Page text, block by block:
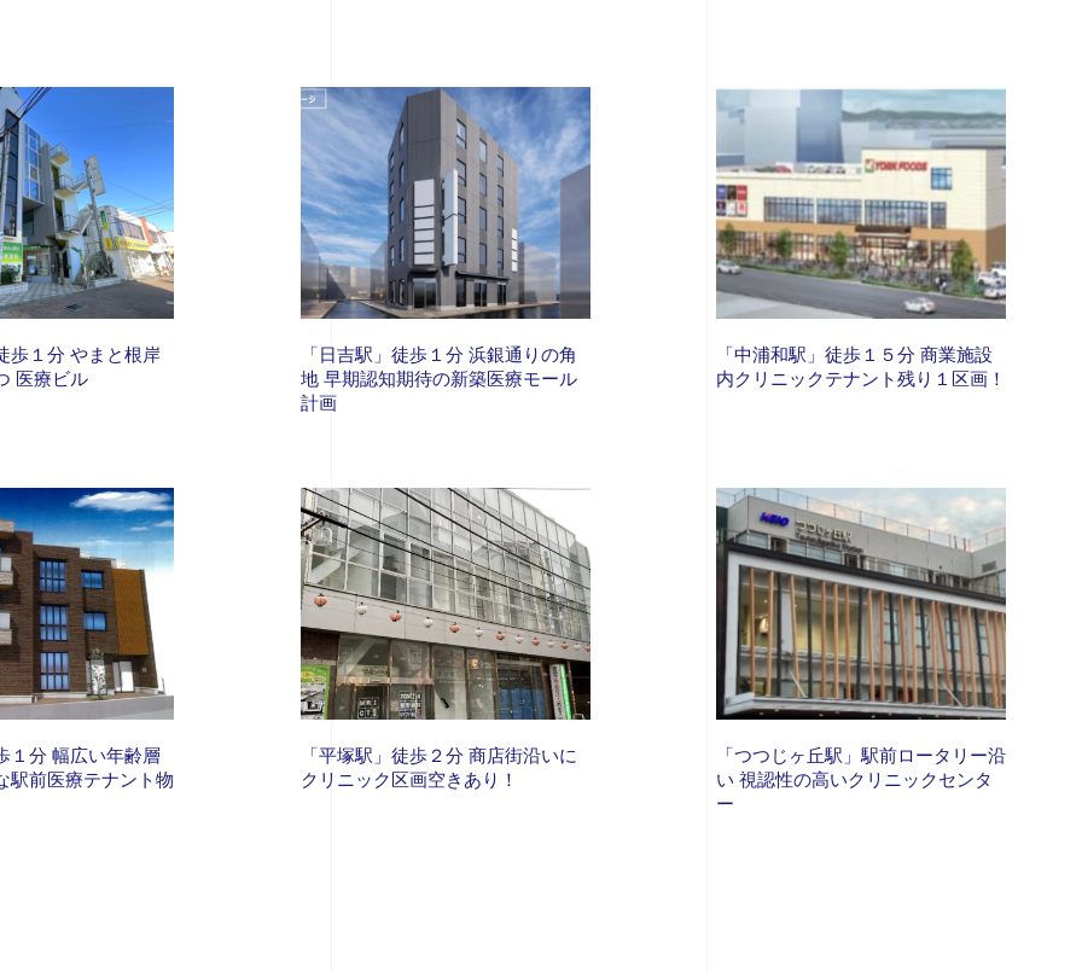
歩１分 やまと根岸
医療ビル
「日吉駅」徒歩１分 浜銀通りの角
地 早期認知期待の新築医療モール
計画
「中浦和駅」徒歩１５分 商業施設
内クリニックテナント残り１区画！
１分 幅広い年齢層
駅前医療テナント物
「平塚駅」徒歩２分 商店街沿いに
クリニック区画空きあり！
「つつじヶ丘駅」駅前ロータリー沿
い 視認性の高いクリニックセンタ
ー